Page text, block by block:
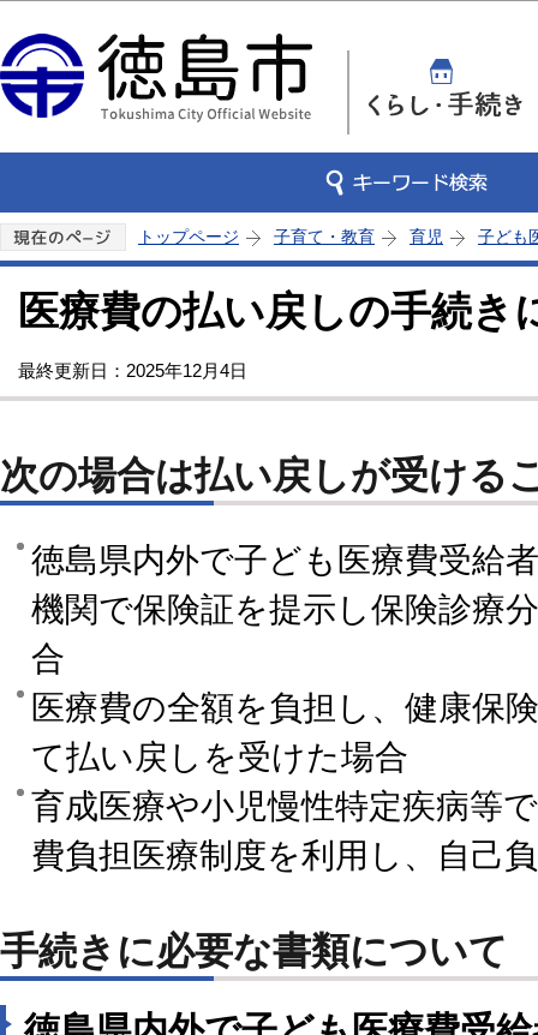
トップページ 子育て・教育 育児 子ども
医療費の払い戻しの手続き
最終更新日：2025年12月4日
次の場合は払い戻しが受ける
徳島県内外で子ども医療費受給
機関で保険証を提示し保険診療
合
医療費の全額を負担し、健康保
て払い戻しを受けた場合
育成医療や小児慢性特定疾病等
費負担医療制度を利用し、自己
手続きに必要な書類について